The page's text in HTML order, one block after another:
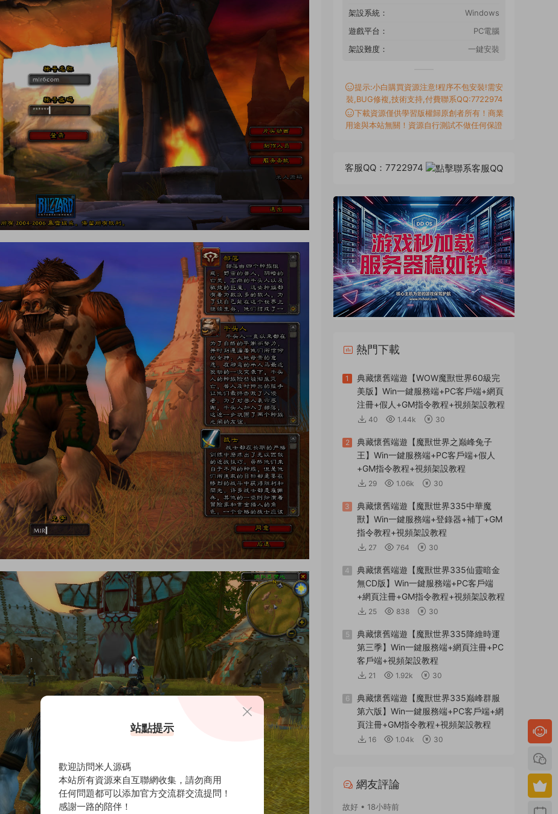
架設系統：
Windows
遊戲平台：
PC電腦
架設難度：
一鍵安裝
提示:小白購買資源注意!程序不包安裝!需安
裝,BUG修複,技術支持,付費聯系QQ:7722974
下載資源僅供學習版權歸原創者所有！商業
用途與本站無關！資源自行測試不做任何保證
客服QQ：7722974
熱門下載
1
典藏懷舊端遊【WOW魔獸世界60級完
美版】Win一鍵服務端+PC客戶端+網頁
注冊+假人+GM指令教程+視頻架設教程
40 1.44k 30
2
典藏懷舊端遊【魔獸世界之巅峰兔子
王】Win一鍵服務端+PC客戶端+假人
+GM指令教程+視頻架設教程
29 1.06k 30
3
典藏懷舊端遊【魔獸世界335中華魔
獸】Win一鍵服務端+登錄器+補丁+GM
指令教程+視頻架設教程
27 764 30
4
典藏懷舊端遊【魔獸世界335仙靈暗金
無CD版】Win一鍵服務端+PC客戶端
+網頁注冊+GM指令教程+視頻架設教程
25 838 30
5
典藏懷舊端遊【魔獸世界335降維時運
第三季】Win一鍵服務端+網頁注冊+PC
客戶端+視頻架設教程
21 1.92k 30
6
典藏懷舊端遊【魔獸世界335巅峰群服
第六版】Win一鍵服務端+PC客戶端+網
頁注冊+GM指令教程+視頻架設教程
16 1.04k 30
網友評論
故好 • 18小時前
站點提示
歡迎訪問米人源碼
本站所有資源來自互聯網收集，請勿商用
任何問題都可以添加官方交流群交流提問！
感謝一路的陪伴！